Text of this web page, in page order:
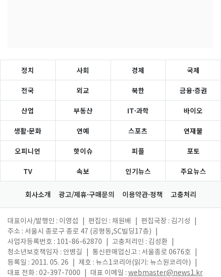
정치 사회 경제 국제
전국 외교 북한 금융·증권
산업 부동산 IT·과학 바이오
생활·문화 연예 스포츠 연재물
오피니언 핫이슈 피플 포토
TV 속보 인기뉴스 주요뉴스
회사소개 광고/제휴·구매문의 이용약관·정책 고충처리
대표이사/발행인 : 이영섭 편집인 : 채원배 편집국장 : 김기성
주소 : 서울시 종로구 종로 47 (공평동,SC빌딩17층)
사업자등록번호 : 101-86-62870
고충처리인 : 김성환
청소년보호책임자 : 안병길
통신판매업신고 : 서울종로 0676호
등록일 : 2011. 05. 26
제호 : 뉴스1코리아(읽기: 뉴스원코리아)
대표 전화 : 02-397-7000
대표 이메일 : webmaster@news1.kr